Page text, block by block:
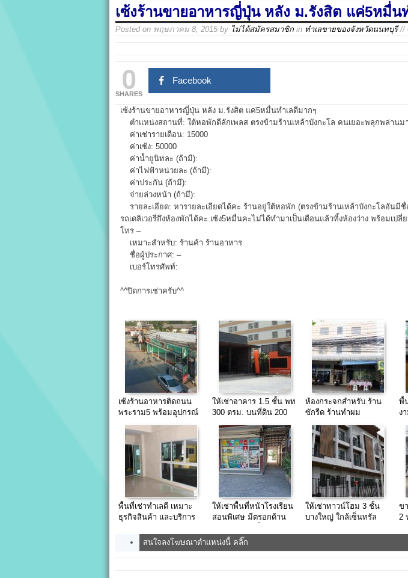
เซ้งร้านขายอาหารญี่ปุ่น หลัง ม.รังสิต แค่5หมื่น
Posted on พฤษภาคม 8, 2015 by ไม่ได้สมัครสมาชิก in ทำเลขายของจังหวัดนนทบุรี//
0
SHARES
Facebook
เซ้งร้านขายอาหารญี่ปุ่น หลัง ม.รังสิต แค่5หมื่นทำเลดีมากๆ
ตำแหน่งสถานที่: ใต้หอพักดีลักเพลส ตรงข้ามร้านเหล้าบังกะโล คนเยอะพลุกพล่านม
ค่าเช่ารายเดือน: 15000
ค่าเซ้ง: 50000
ค่าน้ำยูนิทละ (ถ้ามี):
ค่าไฟฟ้าหน่วยละ (ถ้ามี):
ค่าประกัน (ถ้ามี):
จ่ายล่วงหน้า (ถ้ามี):
รายละเอียด: หารายละเอียดได้คะ ร้านอยู่ใต้หอพัก (ตรงข้ามร้านเหล้าบังกะโลอันมีชื่
รถเดลิเวอรี่ถึงห้องพักได้คะ เซ้ง5หมื่นคะไม่ได้ทำมาเป็นเดือนแล้วทิ้งห้องว่าง พร้อมเป
โทร –
เหมาะสำหรับ: ร้านค้า ร้านอาหาร
ชื่อผู้ประกาศ: –
เบอร์โทรศัพท์:
^^ปิดการเช่าครับ^^
เซ้งร้านอาหารติดถนน
พระราม5 พร้อมอุปกรณ์
ให้เช่าอาคาร 1.5 ชั้น พท
300 ตรม. บนที่ดิน 200
แจ้ง
ห้องกระจกสำหรับ ร้าน
ซักรีด ร้านทำผม
พื้
ง
พื้นที่เช่าทำเลดี เหมาะ
ธุรกิจสินค้า และบริการ
ให้เช่าพื้นที่หน้าโรงเรียน
สอนพิเศษ มีตรอกด้าน
ให้เช่าทาวน์โฮม 3 ชั้น
บางใหญ่ ใกล้เซ็นทรัล
ข
2
สนใจลงโฆษณาตำแหน่งนี้ คลิ๊ก